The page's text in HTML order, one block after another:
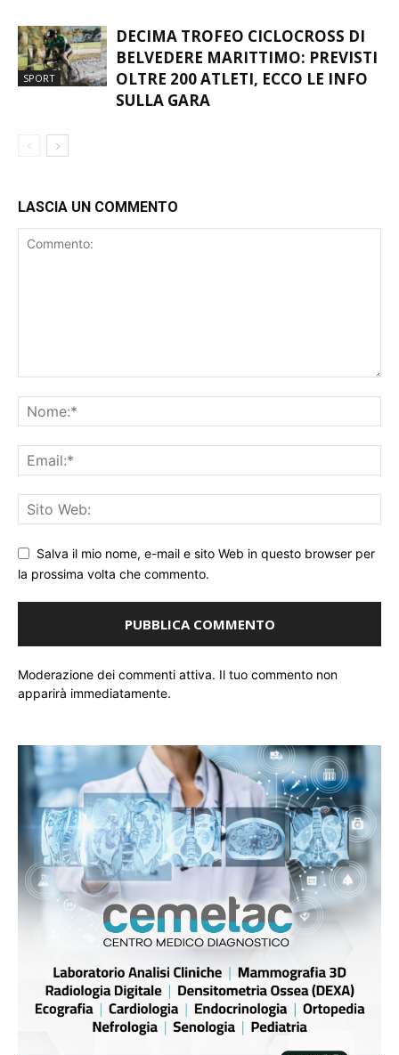
SPORT
DECIMA TROFEO CICLOCROSS DI
BELVEDERE MARITTIMO: PREVISTI
OLTRE 200 ATLETI, ECCO LE INFO
SULLA GARA
LASCIA UN COMMENTO
Salva il mio nome, e-mail e sito Web in questo browser per
la prossima volta che commento.
Moderazione dei commenti attiva. Il tuo commento non
apparirà immediatamente.